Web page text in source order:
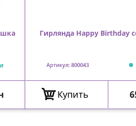
Гирлянда Happy Birthday
Артикул: 800043
Купить